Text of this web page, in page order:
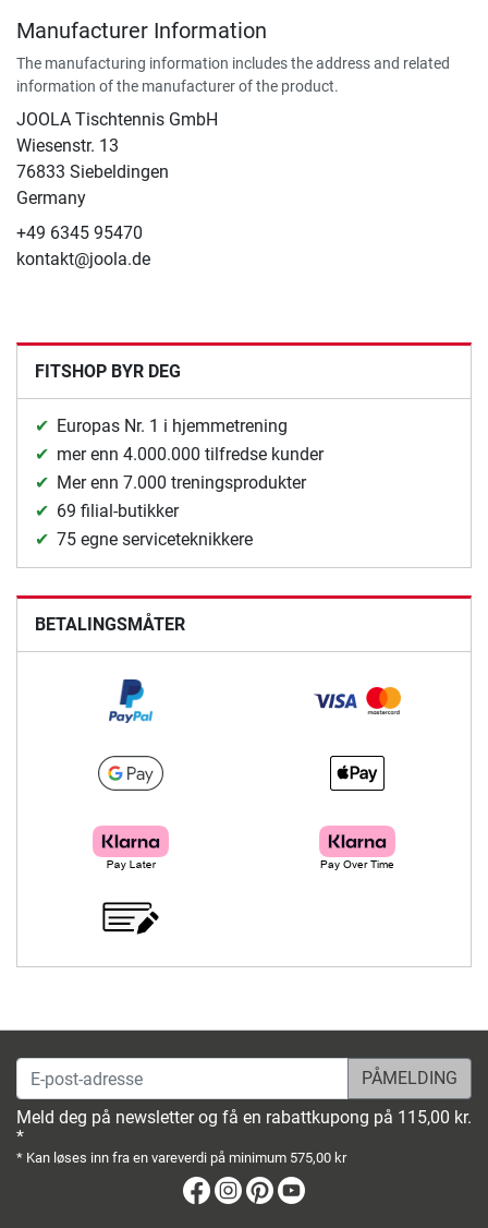
Manufacturer Information
The manufacturing information includes the address and related
information of the manufacturer of the product.
JOOLA Tischtennis GmbH
Wiesenstr. 13
76833 Siebeldingen
Germany
+49 6345 95470
kontakt@joola.de
FITSHOP BYR DEG
Europas Nr. 1 i hjemmetrening
mer enn 4.000.000 tilfredse kunder
Mer enn 7.000 treningsprodukter
69 filial-butikker
75 egne serviceteknikkere
BETALINGSMÅTER
E-post-adresse
Meld deg på newsletter og få en rabattkupong på 115,00 kr.
*
* Kan løses inn fra en vareverdi på minimum 575,00 kr
Facebook
Instagram
Pinterest